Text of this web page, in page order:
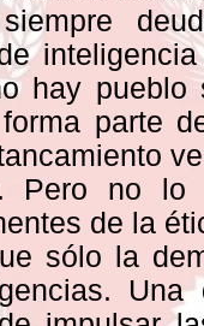
hay pueblo
parte
Pero no lo
de la
sólo la
Una